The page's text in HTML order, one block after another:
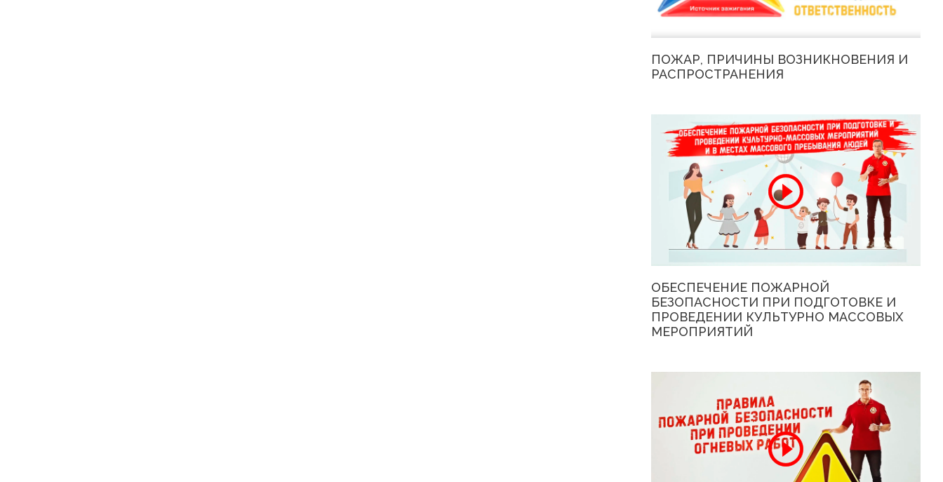
ПОЖАР, ПРИЧИНЫ ВОЗНИКНОВЕНИЯ И
РАСПРОСТРАНЕНИЯ
ОБЕСПЕЧЕНИЕ ПОЖАРНОЙ
БЕЗОПАСНОСТИ ПРИ ПОДГОТОВКЕ И
ПРОВЕДЕНИИ КУЛЬТУРНО МАССОВЫХ
МЕРОПРИЯТИЙ